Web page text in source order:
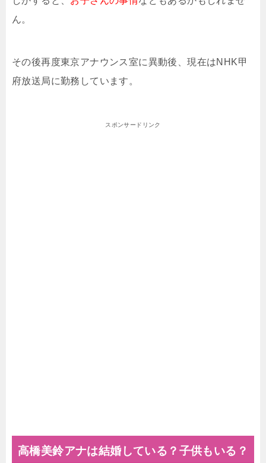
ん。
その後再度東京アナウンス室に異動後、現在はNHK甲
府放送局に勤務しています。
スポンサードリンク
高橋美鈴アナは結婚している？子供もいる？